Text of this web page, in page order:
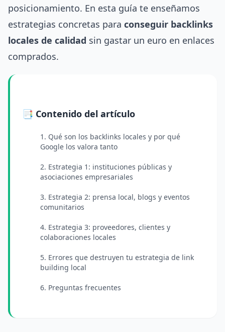
posicionamiento. En esta guía te enseñamos
estrategias concretas para conseguir backlinks
locales de calidad sin gastar un euro en enlaces
comprados.
📑 Contenido del artículo
1. Qué son los backlinks locales y por qué
Google los valora tanto
2. Estrategia 1: instituciones públicas y
asociaciones empresariales
3. Estrategia 2: prensa local, blogs y eventos
comunitarios
4. Estrategia 3: proveedores, clientes y
colaboraciones locales
5. Errores que destruyen tu estrategia de link
building local
6. Preguntas frecuentes